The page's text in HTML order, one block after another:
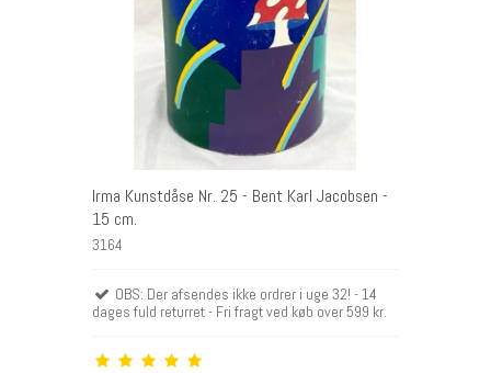
Irma Kunstdåse Nr. 25 - Bent Karl Jacobsen -
15 cm.
3164
OBS: Der afsendes ikke ordrer i uge 32! - 14
dages fuld returret - Fri fragt ved køb over 599 kr.